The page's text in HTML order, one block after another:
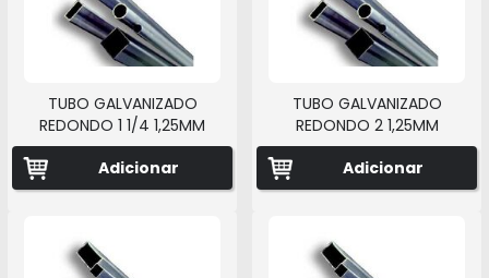
TUBO GALVANIZADO
REDONDO 1 1/4 1,25MM
Adicionar
TUBO GALVANIZADO
REDONDO 2 1,25MM
Adicionar